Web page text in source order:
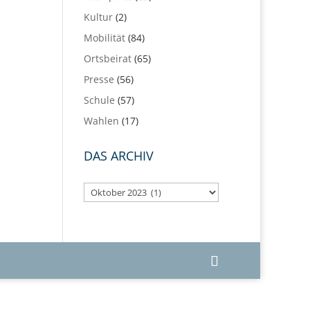
Kultur(2)
Mobilität(84)
Ortsbeirat(65)
Presse (56)
Schule (57)
Wahlen (17)
DAS ARCHIV
Das
Archiv